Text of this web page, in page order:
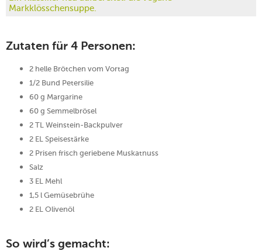
Markklösschensuppe.
Zutaten für 4 Personen:
2 helle Brötchen vom Vortag
1/2 Bund Petersilie
60 g Margarine
60 g Semmelbrösel
2 TL Weinstein-Backpulver
2 EL Speisestärke
2 Prisen frisch geriebene Muskatnuss
Salz
3 EL Mehl
1,5 l Gemüsebrühe
2 EL Olivenöl
So wird’s gemacht: